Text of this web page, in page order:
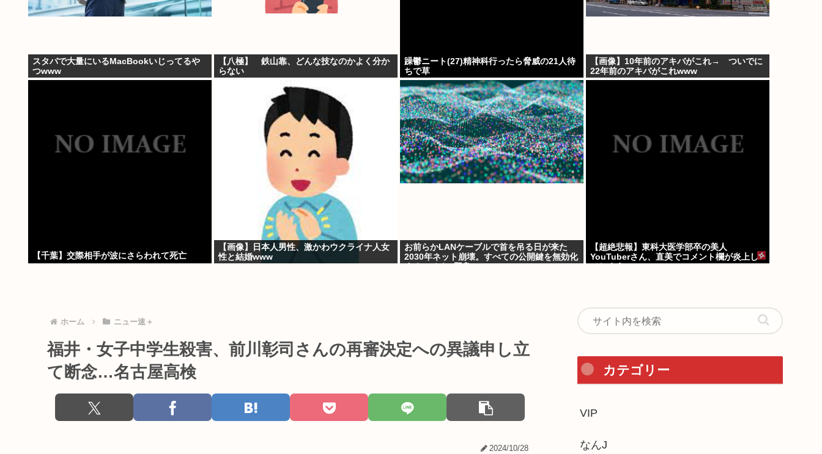
スタバで大量にいるMacBookいじってるや
つwww
【八極】 鉄山靠、どんな技なのかよく分か
らない
躁鬱ニート(27)精神科行ったら脅威の21人待
ちで草
【画像】10年前のアキバがこれ→ ついでに
22年前のアキバがこれwww
【千葉】交際相手が波にさらわれて死亡
【画像】日本人男性、激かわウクライナ人女
性と結婚www
お前らかLANケーブルで首を吊る日が来た
2030年ネット崩壊。すべての公開鍵を無効化
【超絶悲報】東科大医学部卒の美人
YouTuberさん、直美でコメント欄が炎上し
ホーム ニュー速＋
福井・女子中学生殺害、前川彰司さんの再審決定への異議申し立
て断念…名古屋高検
2024/10/28
カテゴリー
VIP
なんJ